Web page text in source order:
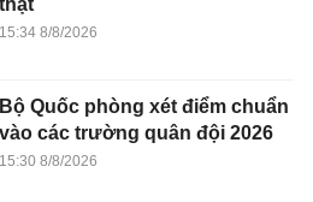
thật
15:34 8/8/2026
Bộ Quốc phòng xét điểm chuẩn
vào các trường quân đội 2026
15:30 8/8/2026